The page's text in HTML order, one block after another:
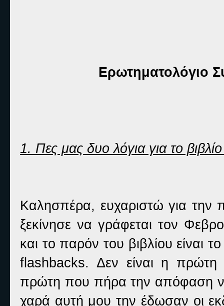
Ερωτηματολόγιο
1. Πες μας δυο λόγια για το
Καλησπέρα, ευχαριστώ για
ξεκίνησε να γράφεται τον
και το παρόν του βιβλίου είναι
flashbacks. Δεν είναι η
πρώτη που πήρα την απόφαση
χαρά αυτή μου την έδωσαν οι